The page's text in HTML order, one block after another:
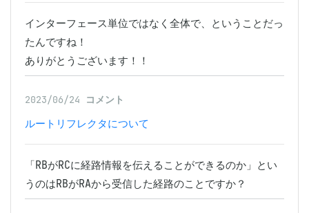
インターフェース単位ではなく全体で、ということだっ
たんですね！
ありがとうございます！！
2023/06/24 コメント
ルートリフレクタについて
「RBがRCに経路情報を伝えることができるのか」とい
うのはRBがRAから受信した経路のことですか？